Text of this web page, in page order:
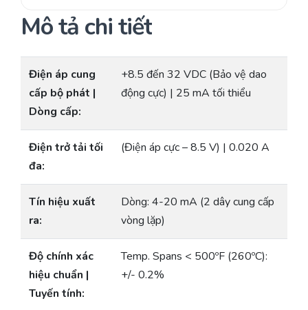
Mô tả chi tiết
Điện áp cung
cấp bộ phát |
Dòng cấp:
+8.5 đến 32 VDC (Bảo vệ dao
động cực) | 25 mA tối thiểu
Điện trở tải tối
đa:
(Điện áp cực – 8.5 V) | 0.020 A
Tín hiệu xuất
ra:
Dòng: 4-20 mA (2 dây cung cấp
vòng lặp)
Độ chính xác
hiệu chuẩn |
Tuyến tính:
Temp. Spans < 500ºF (260ºC):
+/- 0.2%